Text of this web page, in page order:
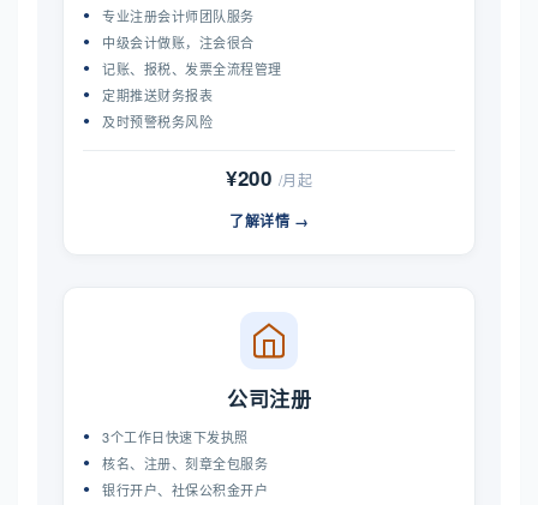
专业注册会计师团队服务
中级会计做账，注会很合
记账、报税、发票全流程管理
定期推送财务报表
及时预警税务风险
¥200 /月起
了解详情 →
公司注册
3个工作日快速下发执照
核名、注册、刻章全包服务
银行开户、社保公积金开户